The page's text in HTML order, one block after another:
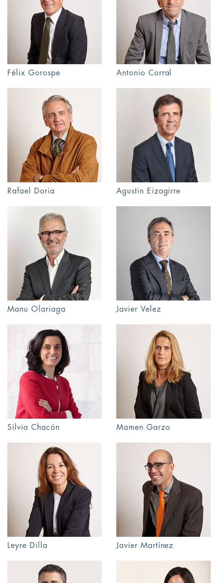
Félix Gorospe Antonio Corral
Rafael Doria Agustin Eizagirre
Manu Olariaga Javier Velez
Silvia Chacón Mamen Garzo
Leyre Dilla Javier Martínez